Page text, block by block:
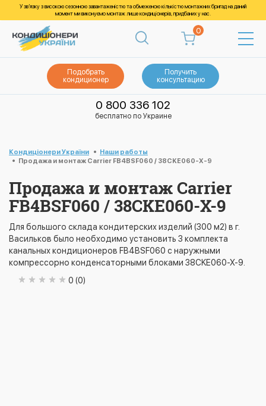
У зв’язку з високою сезонною завантаженістю та обмеженою кількістю монтажних бригад на даний
момент ми виконуємо монтаж лише кондиціонерів, придбаних у нас.
0
Подобрать
кондиционер
Получить
консультацию
0 800 336 102
бесплатно по Украине
Кондиціонери України
Наши работы
Продажа и монтаж Carrier FB4BSF060 / 38CKE060-X-9
Продажа и монтаж Carrier
FB4BSF060 / 38CKE060-X-9
Для большого склада кондитерских изделий (300 м2) в г.
Васильков было необходимо установить 3 комплекта
канальных кондиционеров FB4BSF060 с наружными
компрессорно конденсаторными блоками 38CKE060-X-9.
0 (0)